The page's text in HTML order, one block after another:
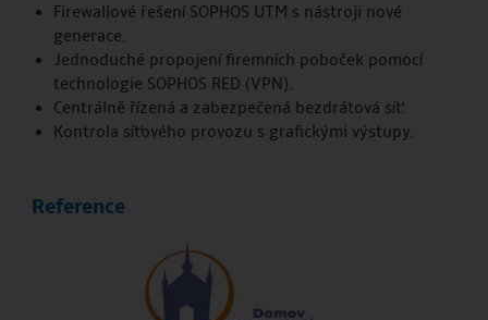
Firewallové řešení SOPHOS UTM s nástroji nové
generace.
Jednoduché propojení firemních poboček pomocí
technologie SOPHOS RED (VPN).
Centrálně řízená a zabezpečená bezdrátová síť.
Kontrola síťového provozu s grafickými výstupy.
Reference